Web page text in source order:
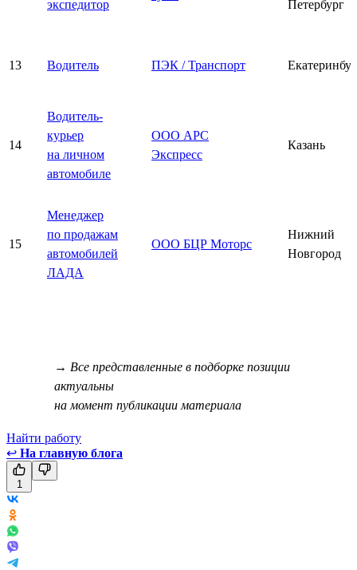
экспедитор Петербург
13 Водитель ПЭК / Транспорт
14
Водитель-
курьер
на личном
автомобиле
ООО АРС
Экспресс
Казань
15
Менеджер
по продажам
автомобилей
ЛАДА
ООО БЦР Моторс
Нижний
Новгород
→ Все представленные в подборке позиции
актуальны
на момент публикации материала
Найти работу
↩ На главную блога
1